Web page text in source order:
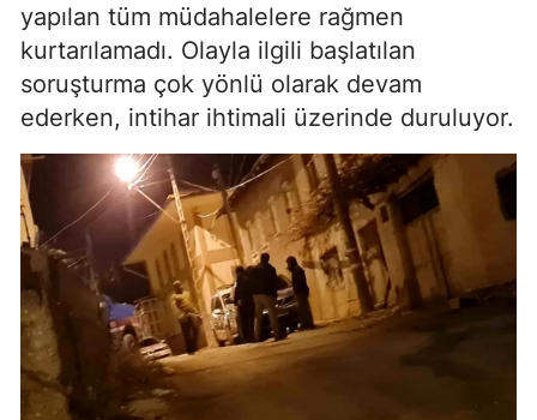
yapılan tüm müdahalelere rağmen
kurtarılamadı. Olayla ilgili başlatılan
soruşturma çok yönlü olarak devam
ederken, intihar ihtimali üzerinde duruluyor.